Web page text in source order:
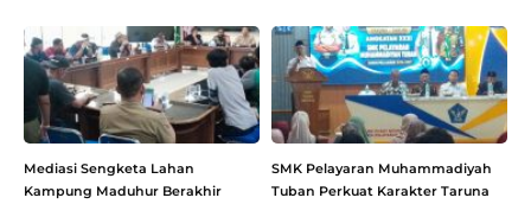
Mediasi Sengketa Lahan
Kampung Maduhur Berakhir
SMK Pelayaran Muhammadiyah
Tuban Perkuat Karakter Taruna